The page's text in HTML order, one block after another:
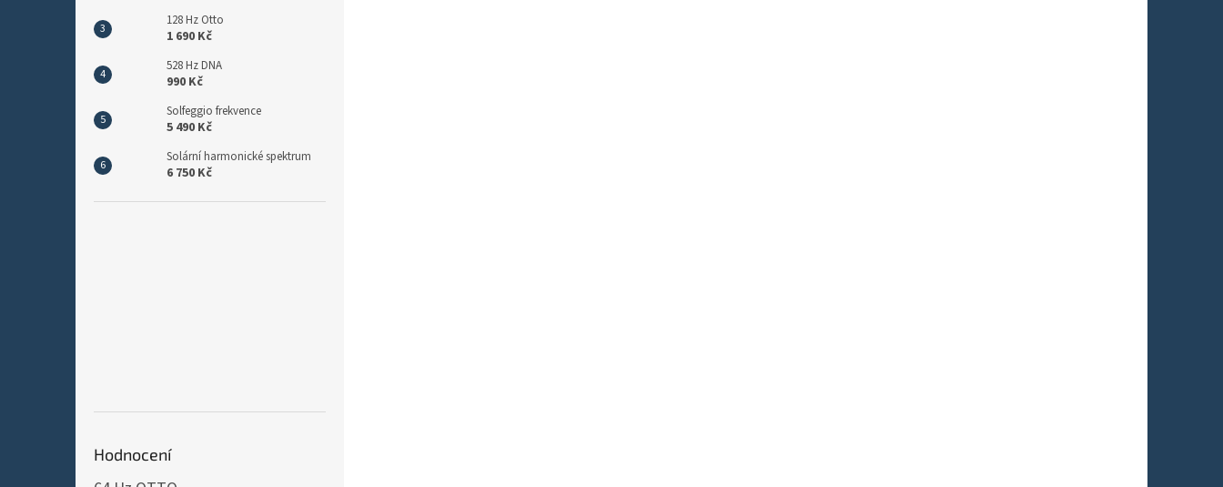
128 Hz Otto
1 690 Kč
528 Hz DNA
990 Kč
Solfeggio frekvence
5 490 Kč
Solární harmonické spektrum
6 750 Kč
Hodnocení